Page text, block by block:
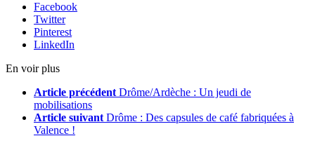
Facebook
Twitter
Pinterest
LinkedIn
En voir plus
Article précédent Drôme/Ardèche : Un jeudi de
mobilisations
Article suivant Drôme : Des capsules de café fabriquées à
Valence !